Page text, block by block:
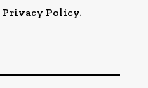
Privacy Policy.